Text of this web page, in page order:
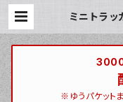
ミニトラ
カーウォ
ベース /
3000
※ゆうパケット